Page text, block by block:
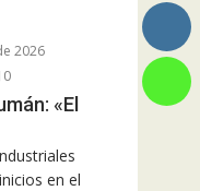
2026
0
«El
en el